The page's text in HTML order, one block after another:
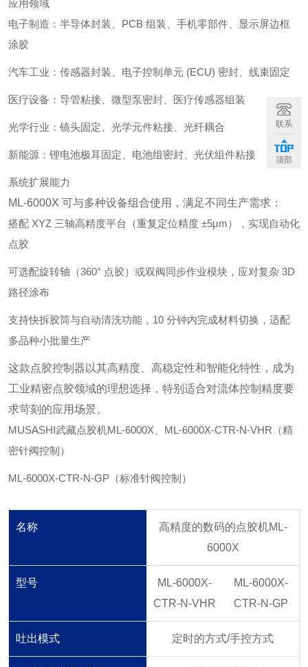
应用领域
电子制造 ：半导体封装、PCB 组装、手机零部件、显示屏边框
涂胶
汽车工业 ：传感器封装、电子控制单元 (ECU) 密封、线束固定
医疗设备 ：导管粘接、微型泵密封、医疗传感器组装
光学行业 ：镜头固定、光学元件粘接、光纤耦合
新能源 ：锂电池极耳固定、电池组密封、光伏组件粘接
系统扩展能力
ML-6000X 可与多种设备组合使用，满足不同生产需求：
搭配 XYZ 三轴高精度平台（重复定位精度 ±5μm），实现自动化
点胶
可选配旋转轴（360° 点胶）或双阀同步作业模块，应对复杂 3D
路径涂布
支持快拆胶筒与自动清洗功能，10 分钟内完成材料切换，适配
多品种小批量生产
这款点胶控制器以其高精度、高稳定性和智能化特性，成为
工业精密点胶领域的理想选择，特别适合对流体控制精度要
求苛刻的应用场景。
MUSASHI武藏点胶机ML-6000X、 ML-6000X-CTR-N-VHR（精
密针阀控制）
ML-6000X-CTR-N-GP（标准针阀控制）
名称
高精度的数码的点胶机ML-
6000X
型号
ML-6000X-
CTR-N-VHR
ML-6000X-
CTR-N-GP
吐出模式 定时的方式/手控方式
联系
顶部